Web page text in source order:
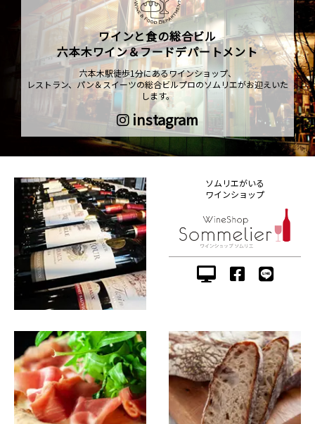
ワインと食の総合ビル
六本木ワイン＆フードデパートメント
六本木駅徒歩1分にあるワインショップ、
レストラン、パン＆スイーツの総合ビルプロのソムリエがお迎えいた
します。
instagram
ソムリエがいる
ワインショップ